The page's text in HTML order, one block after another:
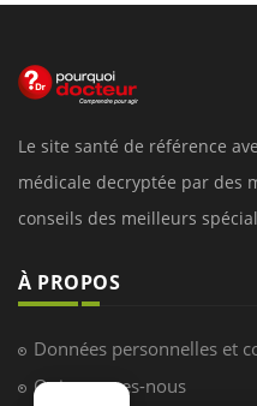
Le site santé de référence
médicale decryptée par des
conseils des meilleurs
À PROPOS
Données personnelles et
Qui sommes-nous